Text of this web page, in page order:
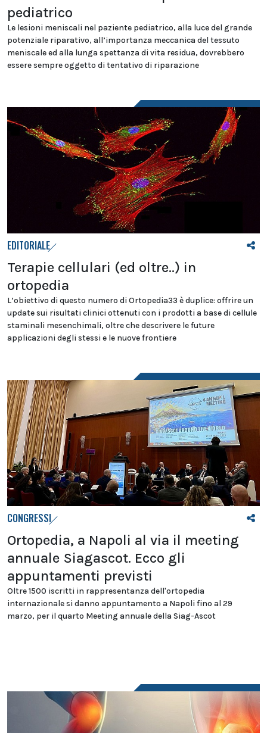
pediatrico
Le lesioni meniscali nel paziente pediatrico, alla luce del grande
potenziale riparativo, all’importanza meccanica del tessuto
meniscale ed alla lunga spettanza di vita residua, dovrebbero
essere sempre oggetto di tentativo di riparazione
EDITORIALE
Terapie cellulari (ed oltre..) in
ortopedia
L’obiettivo di questo numero di Ortopedia33 è duplice: offrire un
update sui risultati clinici ottenuti con i prodotti a base di cellule
staminali mesenchimali, oltre che descrivere le future
applicazioni degli stessi e le nuove frontiere
CONGRESSI
Ortopedia, a Napoli al via il meeting
annuale Siagascot. Ecco gli
appuntamenti previsti
Oltre 1500 iscritti in rappresentanza dell'ortopedia
internazionale si danno appuntamento a Napoli fino al 29
marzo, per il quarto Meeting annuale della Siag-Ascot